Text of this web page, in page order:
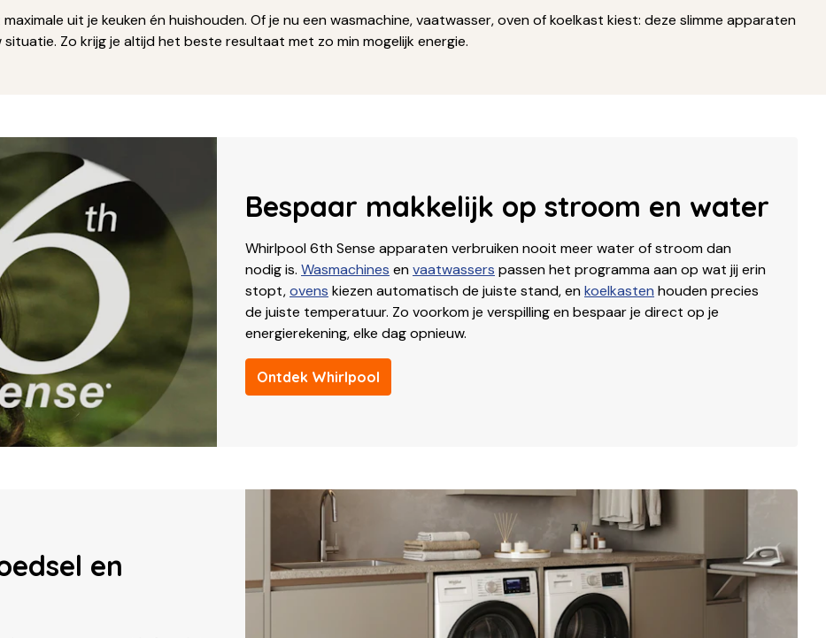
uit je keuken én huishouden. Of je nu een wasmachine, vaatwasser, oven of koelkast kiest: deze slimme apparaten
Zo krijg je altijd het beste resultaat met zo min mogelijk energie.
Bespaar makkelijk op stroom en water
Whirlpool 6th Sense apparaten verbruiken nooit meer water of stroom dan
nodig is. Wasmachines envaatwassers passen het programma aan op wat jij erin
stopt,ovens kiezen automatisch de juiste stand, enkoelkasten houden precies
de juiste temperatuur. Zo voorkom je verspilling en bespaar je direct op je
energierekening, elke dag opnieuw.
Ontdek Whirlpool
en